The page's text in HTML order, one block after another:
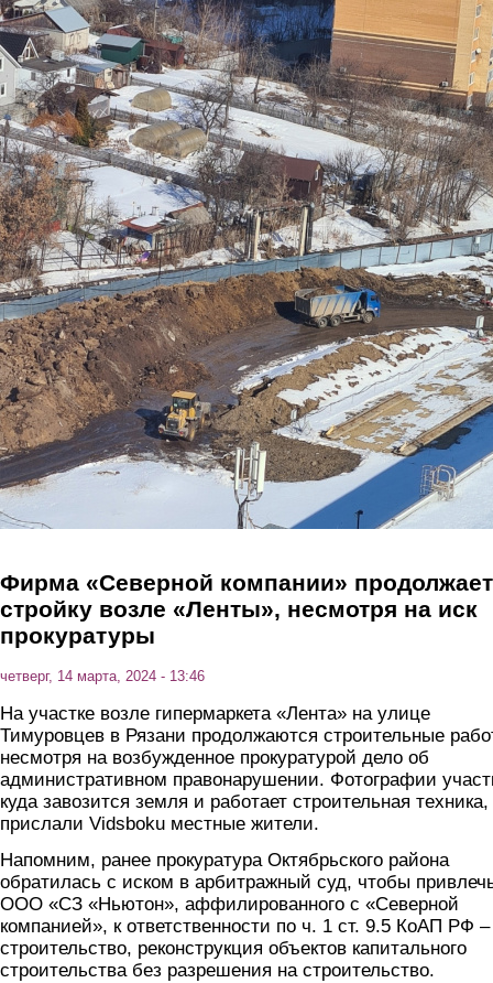
Перейти к основному содержанию
Фирма «Северной компании» продолжает
стройку возле «Ленты», несмотря на иск
прокуратуры
четверг, 14 марта, 2024 - 13:46
На участке возле гипермаркета «Лента» на улице
Тимуровцев в Рязани продолжаются строительные
несмотря на возбужденное прокуратурой дело об
административном правонарушении. Фотографии
куда завозится земля и работает строительная техника,
прислали Vidsboku местные жители.
Напомним, ранее прокуратура Октябрьского района
обратилась с иском в арбитражный суд, чтобы
ООО «СЗ «Ньютон», аффилированного с «Северной
компанией», к ответственности по ч. 1 ст. 9.5 КоАП РФ –
строительство, реконструкция объектов капитального
строительства без разрешения на строительство.